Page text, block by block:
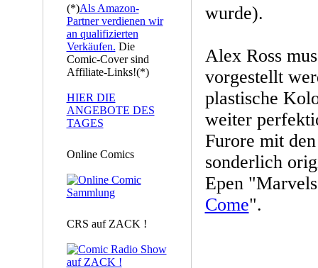
(*)Als Amazon-
Partner verdienen wir
an qualifizierten
Verkäufen. Die
Comic-Cover sind
Affiliate-Links!(*)
HIER DIE
ANGEBOTE DES
TAGES
Online Comics
CRS auf ZACK !
wurde).
Alex Ross
vorgestellt
plastische
weiter
Furore mit
sonderlich
Epen
Come".